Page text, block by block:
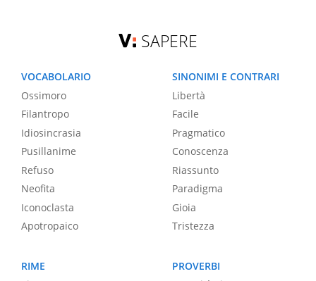
SAPERE
VOCABOLARIO
Ossimoro
Filantropo
Idiosincrasia
Pusillanime
Refuso
Neofita
Iconoclasta
Apotropaico
SINONIMI E CONTRARI
Libertà
Facile
Pragmatico
Conoscenza
Riassunto
Paradigma
Gioia
Tristezza
RIME
PROVERBI